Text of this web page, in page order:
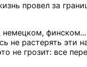
провел за
немецком,
не растерять эти
не грозит: все